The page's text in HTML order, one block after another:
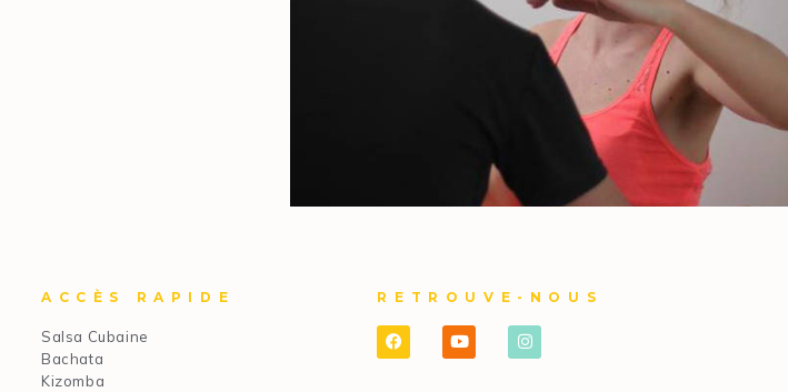
ACCÈS RAPIDE
Salsa Cubaine
Bachata
Kizomba
RETROUVE-NOUS